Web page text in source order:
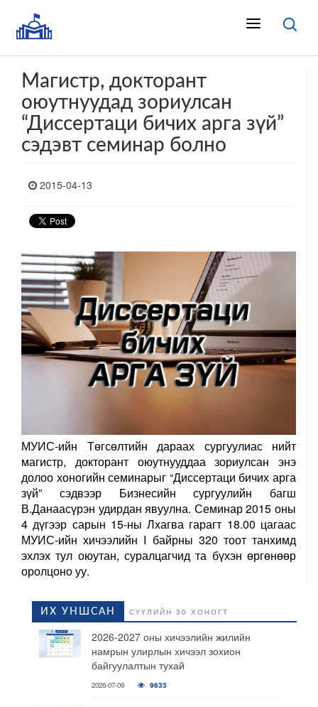
Магистр, докторант
оюутнуудад зориулсан
“Диссертаци бичих арга зүй”
сэдэвт семинар болно
2015-04-13
МУИС-ийн Төгсөлтийн дараах сургуулиас нийт
магистр, докторант оюутнууддаа зориулсан энэ
долоо хоногийн семинарыг “Диссертаци бичих арга
зүй” сэдвээр Бизнесийн сургуулийн багш
В.Данаасүрэн удирдан явуулна. Семинар 2015 оны
4 дүгээр сарын 15-ны Лхагва гарагт 18.00 цагаас
МУИС-ийн хичээлийн I байрны 320 тоот танхимд
эхлэх тул оюутан, суралцагчид та бүхэн өргөнөөр
оролцоно уу.
ИХ УНШСАН СҮҮЛИЙН 30 ХОНОГТ
2026-2027 оны хичээлийн жилийн
намрын улирлын хичээл зохион
байгуулалтын тухай
2026-07-09 9633